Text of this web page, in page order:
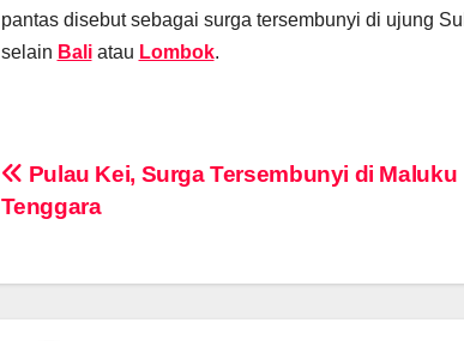
pantas disebut sebagai surga tersembunyi di ujung
selain Baliatau Lombok.
Navigasi
pos
Pulau Kei, Surga Tersembunyi di Maluku
Tenggara